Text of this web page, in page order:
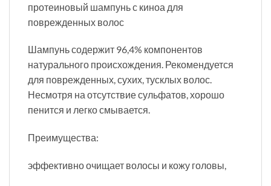
протеиновый шампунь с киноа для
поврежденных волос
Шампунь содержит 96,4% компонентов
натурального происхождения. Рекомендуется
для поврежденных, сухих, тусклых волос.
Несмотря на отсутствие сульфатов, хорошо
пенится и легко смывается.
Преимущества:
эффективно очищает волосы и кожу головы,